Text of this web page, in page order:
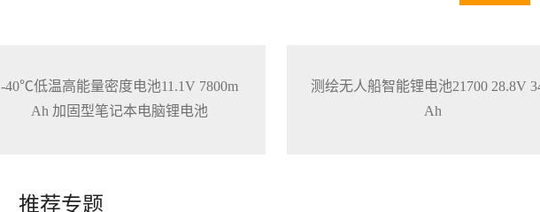
-40℃低温高能量密度电池11.1V 7800m
Ah 加固型笔记本电脑锂电池
测绘无人船智能锂电池21700 28.8V
Ah
推荐专题